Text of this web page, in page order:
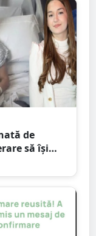
de
să își
stingă”